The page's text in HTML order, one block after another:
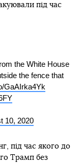
під час
the White House
the fence that
GaAIrka4Yk
10, 2020
під час якого до
Трамп без